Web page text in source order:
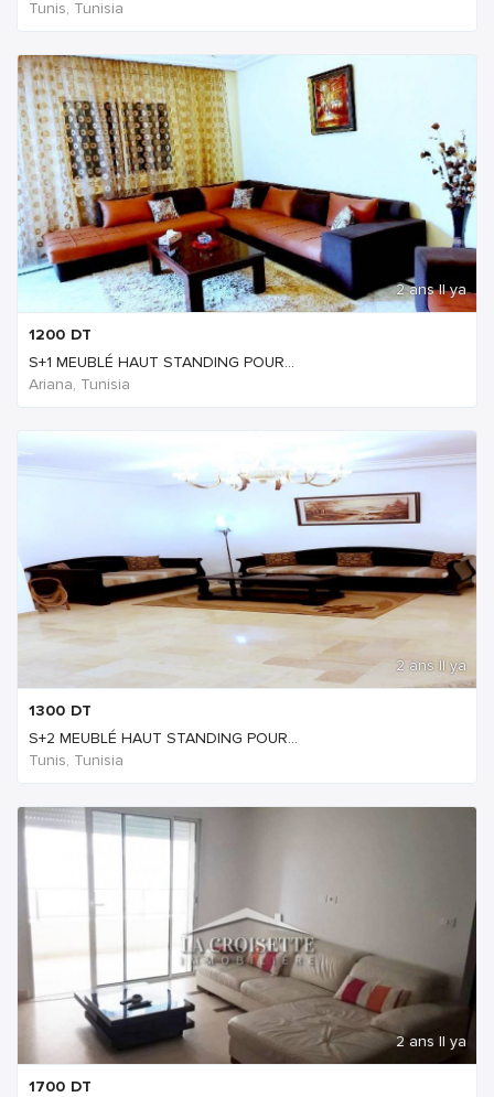
Tunis, Tunisia
2 ans Il ya
1200 DT
S+1 MEUBLÉ HAUT STANDING POUR...
Ariana, Tunisia
2 ans Il ya
1300 DT
S+2 MEUBLÉ HAUT STANDING POUR...
Tunis, Tunisia
2 ans Il ya
1700 DT